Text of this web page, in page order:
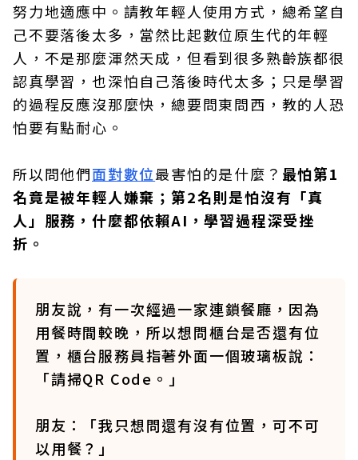
努力地適應中。請教年輕人使用方式，總希望自
己不要落後太多，當然比起數位原生代的年輕
人，不是那麼渾然天成，但看到很多熟齡族都很
認真學習，也深怕自己落後時代太多；只是學習
的過程反應沒那麼快，總要問東問西，教的人恐
怕要有點耐心。
所以問他們面對數位最害怕的是什麼？ 最怕第1
名竟是被年輕人嫌棄；第2名則是怕沒有「真
人」服務，什麼都依賴AI，學習過程深受挫
折。
朋友說，有一次經過一家連鎖餐廳，因為
用餐時間較晚，所以想問櫃台是否還有位
置，櫃台服務員指著外面一個玻璃板說：
「請掃QR Code。」
朋友：「我只想問還有沒有位置，可不可
以用餐？」